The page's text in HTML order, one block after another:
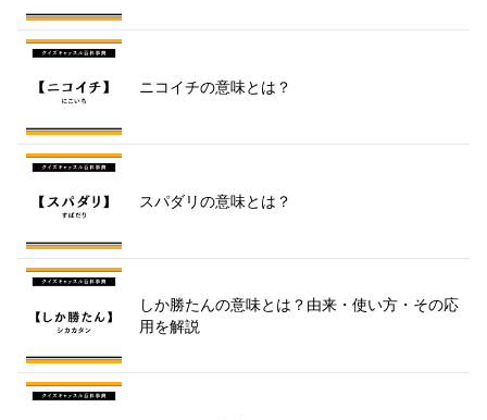
ニコイチの意味とは？
スパダリの意味とは？
しか勝たんの意味とは？由来・使い方・その応
用を解説